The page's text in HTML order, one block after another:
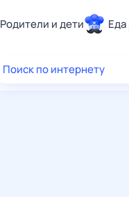
Родители и дети Еда
Здоровье
Поиск по интернету